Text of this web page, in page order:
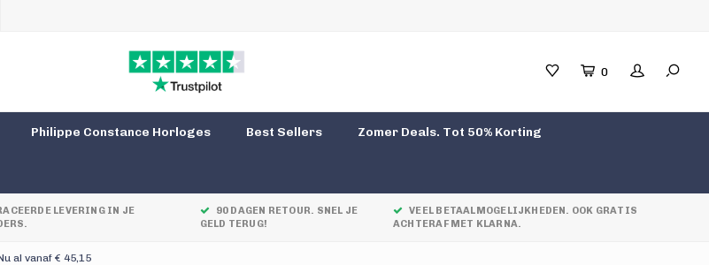
0
Philippe Constance Horloges Best Sellers Zomer Deals. Tot 50% Korting
LEVERING IN JE
90 DAGEN RETOUR. SNEL JE
GELD TERUG!
VEEL BETAALMOGELIJKHEDEN. OOK GRATIS
ACHTERAF MET KLARNA.
al vanaf € 45,15